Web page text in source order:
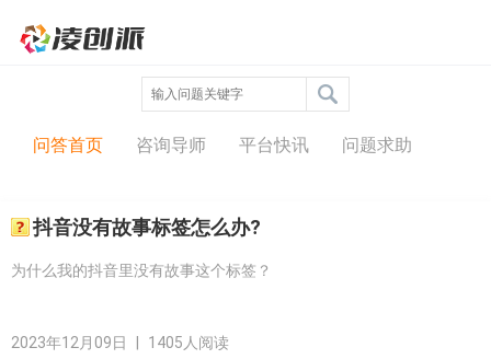
问答中心
问答首页 咨询导师 平台快讯 问题求助
抖音没有故事标签怎么办?
为什么我的抖音里没有故事这个标签？
2023年12月09日 1405人阅读